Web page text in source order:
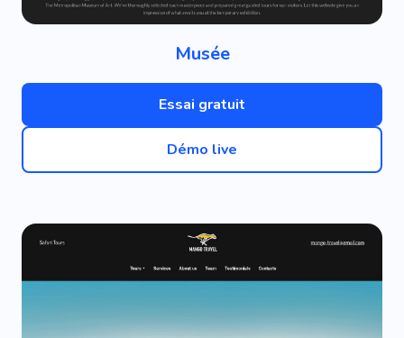
Musée
Essai gratuit
Démo live